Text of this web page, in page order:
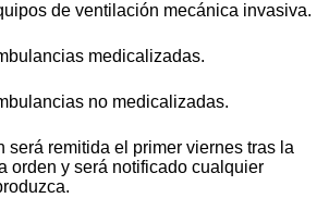
de ventilación mecánica invasiva.
medicalizadas.
no medicalizadas.
será remitida el primer viernes tras la
orden y será notificado cualquier